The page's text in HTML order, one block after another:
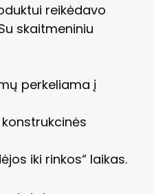
reikėdavo
skaitmeniniu
perkeliama į
iki rinkos“ laikas.